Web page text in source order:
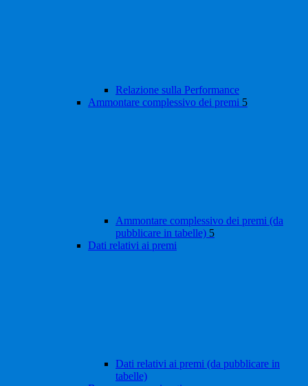
Relazione sulla Performance
Ammontare complessivo dei premi 5
Ammontare complessivo dei premi (da
pubblicare in tabelle) 5
Dati relativi ai premi
Dati relativi ai premi (da pubblicare in
tabelle)